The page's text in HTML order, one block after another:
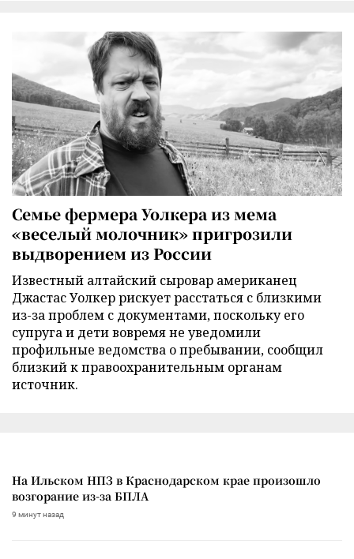
Семье фермера Уолкера из мема
«веселый молочник» пригрозили
выдворением из России
Известный алтайский сыровар американец
Джастас Уолкер рискует расстаться с близкими
из-за проблем с документами, поскольку его
супруга и дети вовремя не уведомили
профильные ведомства о пребывании, сообщил
близкий к правоохранительным органам
источник.
На Ильском НПЗ в Краснодарском крае произошло
возгорание из-за БПЛА
9 минут назад